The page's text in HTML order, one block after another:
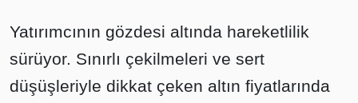
Yatırımcının gözdesi altında hareketlilik
sürüyor. Sınırlı çekilmeleri ve sert
düşüşleriyle dikkat çeken altın fiyatlarında